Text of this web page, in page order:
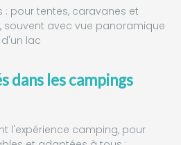
: pour tentes, caravanes et
avec vue panoramique
lac
dans les campings
l'expérience camping, pour